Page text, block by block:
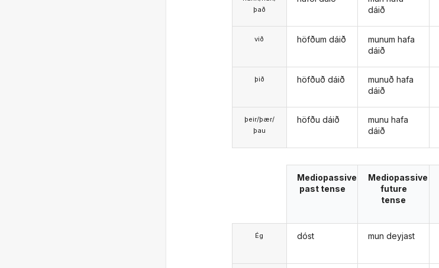
það
við
þið
þeir/þær/
þau
höfðum dáið
höfðuð dáið
höfðu dáið
dáið
munum hafa
dáið
munuð hafa
dáið
munu hafa
dáið
Ég
Mediopassive
past tense
dóst
Mediopassive
future
tense
mun deyjast